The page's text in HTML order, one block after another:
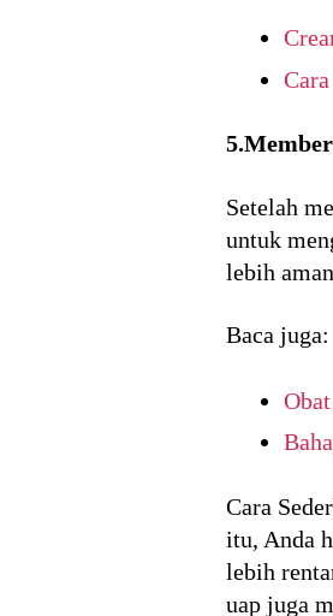
Setelah
untuk
lebih
Baca juga:
Cara
itu, Anda
lebih
uap juga